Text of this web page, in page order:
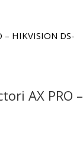
AX PRO –